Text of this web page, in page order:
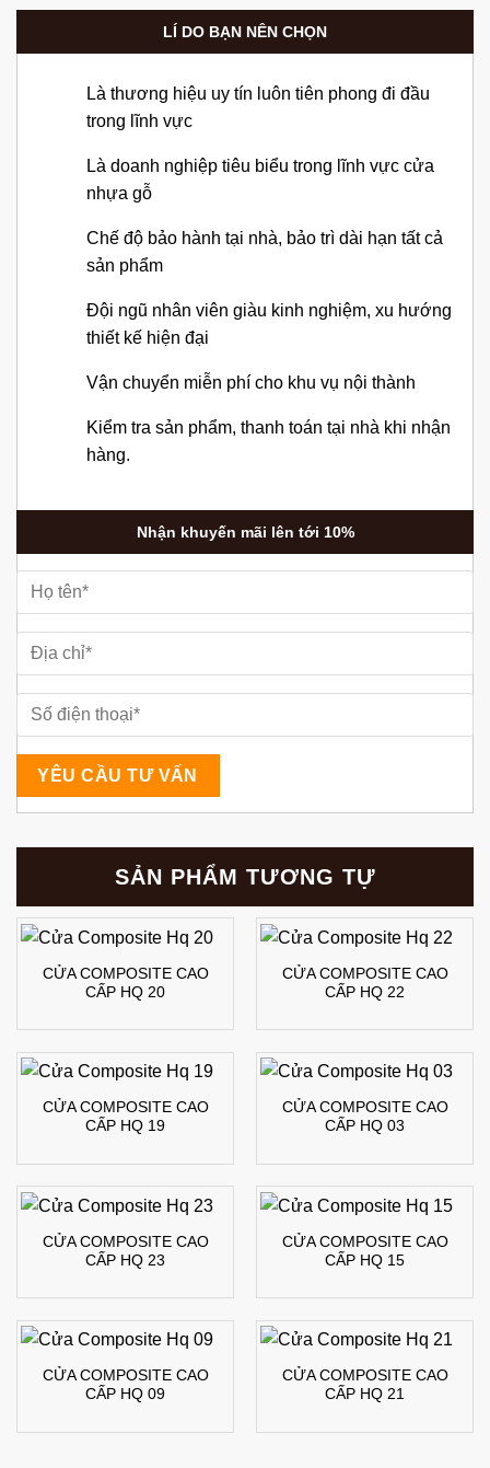
LÍ DO BẠN NÊN CHỌN
Là thương hiệu uy tín luôn tiên phong đi đầu
trong lĩnh vực
Là doanh nghiệp tiêu biểu trong lĩnh vực cửa
nhựa gỗ
Chế độ bảo hành tại nhà, bảo trì dài hạn tất cả
sản phẩm
Đội ngũ nhân viên giàu kinh nghiệm, xu hướng
thiết kế hiện đại
Vận chuyển miễn phí cho khu vụ nội thành
Kiểm tra sản phẩm, thanh toán tại nhà khi nhận
hàng.
Nhận khuyến mãi lên tới 10%
SẢN PHẨM TƯƠNG TỰ
CỬA COMPOSITE CAO
CẤP HQ 20
CỬA COMPOSITE CAO
CẤP HQ 22
CỬA COMPOSITE CAO
CẤP HQ 19
CỬA COMPOSITE CAO
CẤP HQ 03
CỬA COMPOSITE CAO
CẤP HQ 23
CỬA COMPOSITE CAO
CẤP HQ 15
CỬA COMPOSITE CAO
CẤP HQ 09
CỬA COMPOSITE CAO
CẤP HQ 21